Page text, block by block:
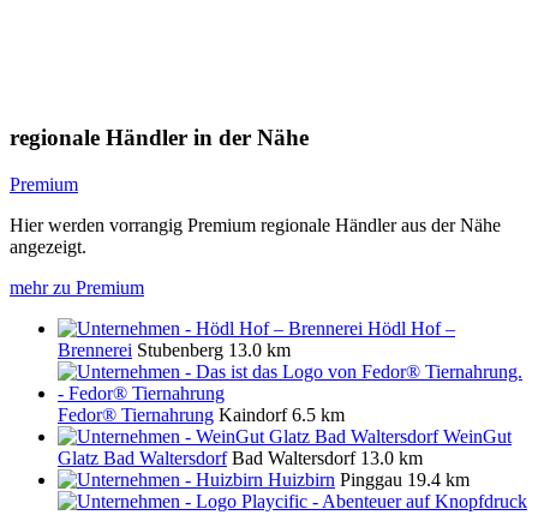
regionale Händler in der Nähe
Premium
Hier werden vorrangig Premium regionale Händler aus der Nähe
angezeigt.
mehr zu Premium
Hödl Hof –
Brennerei Stubenberg 13.0 km
Fedor® Tiernahrung Kaindorf 6.5 km
WeinGut
Glatz Bad Waltersdorf Bad Waltersdorf 13.0 km
Huizbirn Pinggau 19.4 km